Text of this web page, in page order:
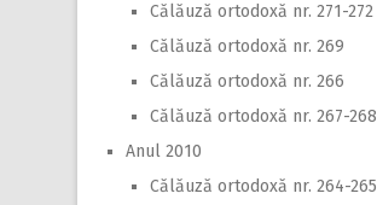
Călăuză ortodoxă nr. 271-272
Călăuză ortodoxă nr. 269
Călăuză ortodoxă nr. 266
Călăuză ortodoxă nr. 267-268
Anul 2010
Călăuză ortodoxă nr. 264-265